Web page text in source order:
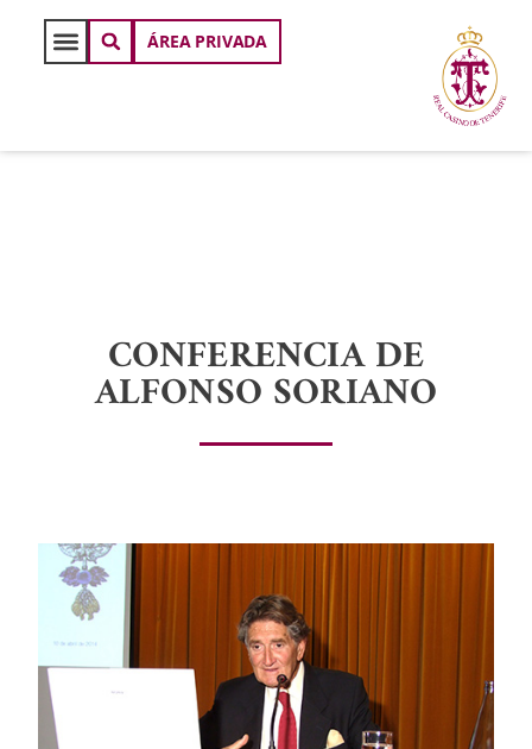
ÁREA PRIVADA
CONFERENCIA DE
ALFONSO SORIANO